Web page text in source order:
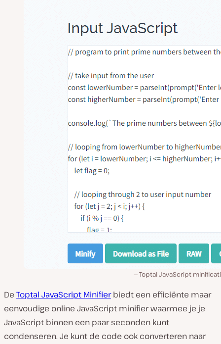
Toptal JavaScript
De Toptal JavaScript Minifierbiedt een efficiënte maar
eenvoudige online JavaScript minifier waarmee je je
JavaScript binnen een paar seconden kunt
condenseren. Je kunt de code ook converteren naar